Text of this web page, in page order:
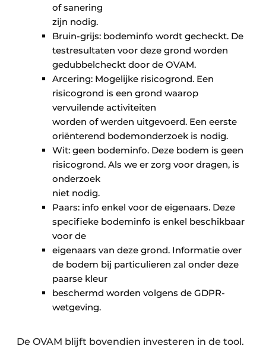
of sanering
zijn nodig.
Bruin-grijs: bodeminfo wordt gecheckt. De
testresultaten voor deze grond worden
gedubbelcheckt door de OVAM.
Arcering: Mogelijke risicogrond. Een
risicogrond is een grond waarop
vervuilende activiteiten
worden of werden uitgevoerd. Een eerste
oriënterend bodemonderzoek is nodig.
Wit: geen bodeminfo. Deze bodem is geen
risicogrond. Als we er zorg voor dragen, is
onderzoek
niet nodig.
Paars: info enkel voor de eigenaars. Deze
specifieke bodeminfo is enkel beschikbaar
voor de
eigenaars van deze grond. Informatie over
de bodem bij particulieren zal onder deze
paarse kleur
beschermd worden volgens de GDPR-
wetgeving.
De OVAM blijft bovendien investeren in de tool.